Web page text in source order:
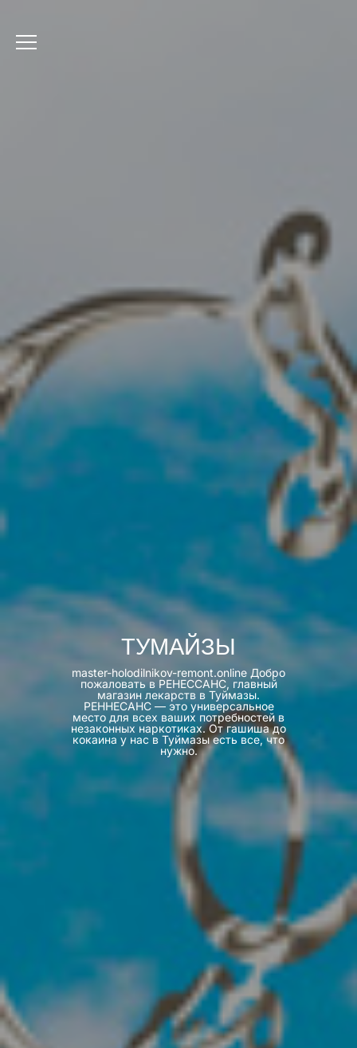
ТУМАЙЗЫ
master-holodilnikov-remont.online Добро
пожаловать в РЕНЕССАНС, главный
магазин лекарств в Туймазы.
РЕННЕСАНС — это универсальное
место для всех ваших потребностей в
незаконных наркотиках. От гашиша до
кокаина у нас в Туймазы есть все, что
нужно.